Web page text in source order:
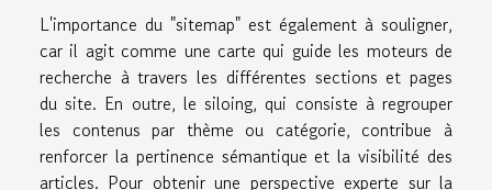
L'importance du "sitemap" est également à souligner,
car il agit comme une carte qui guide les moteurs de
recherche à travers les différentes sections et pages
du site. En outre, le siloing, qui consiste à regrouper
les contenus par thème ou catégorie, contribue à
renforcer la pertinence sémantique et la visibilité des
articles. Pour obtenir une perspective experte sur la